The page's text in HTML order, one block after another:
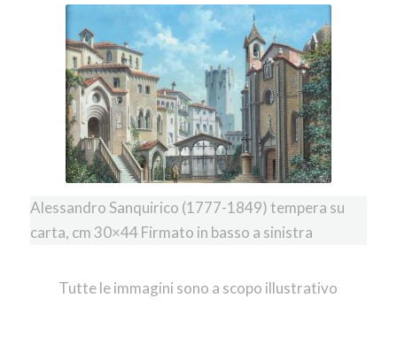
Alessandro Sanquirico (1777-1849) tempera su
carta, cm 30×44 Firmato in basso a sinistra
Tutte le immagini sono a scopo illustrativo